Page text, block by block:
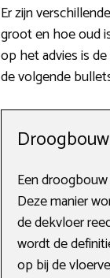
Er zijn
groot en hoe oud
op het advies is
de volgende
Een
Deze manier
de dekvloer
wordt de
op bij de